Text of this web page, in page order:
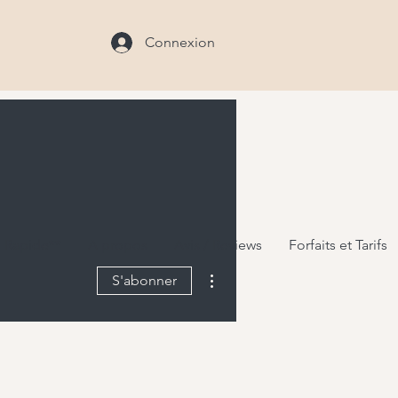
Connexion
Avis / Reviews Forfaits et Tarifs
S'abonner